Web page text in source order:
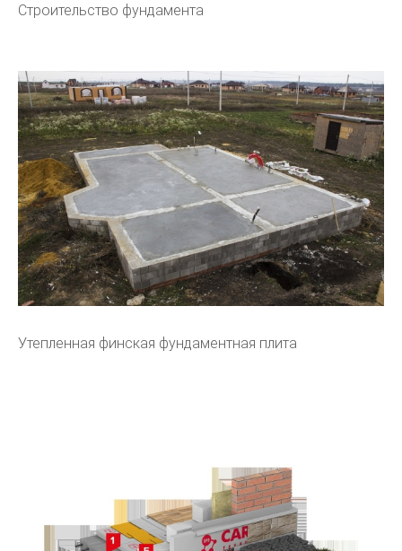
Строительство фундамента
Утепленная финская фундаментная плита